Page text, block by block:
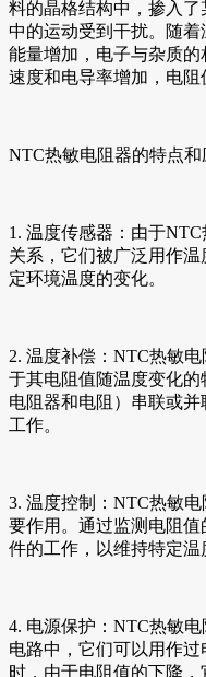
料的晶格结构中，掺入
中的运动受到干扰。随
能量增加，电子与杂质
速度和电导率增加，电阻
NTC热敏电阻器的特点和
1. 温度传感器：由于
关系，它们被广泛用作
定环境温度的变化。
2. 温度补偿：NTC热敏
于其电阻值随温度变化
电阻器和电阻）串联或
工作。
3. 温度控制：NTC热敏
要作用。通过监测电阻
件的工作，以维持特定温
4. 电源保护：NTC热敏
电路中，它们可以用作
时，由于电阻值的下降